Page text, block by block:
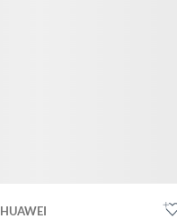
HUAWEI